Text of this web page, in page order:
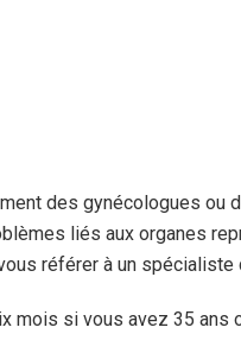
des gynécologues ou
liés aux organes
référer à un
mois si vous avez 35 ans